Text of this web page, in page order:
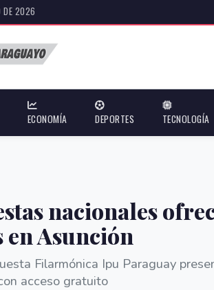
DE 2026
ECONOMÍA DEPORTES TECNOLOGÍA
nacionales
Asunción
Filarmónica Ipu Paraguay
acceso gratuito